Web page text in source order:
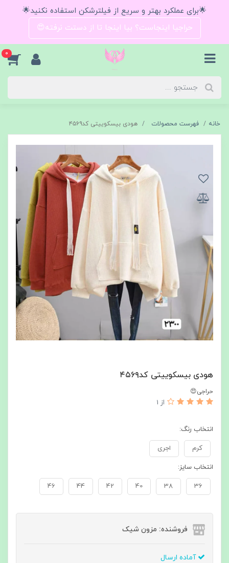
🌟برای عملکرد بهتر و سریع از فیلترشکن استفاده نکنید🌟
حراجیا اینجاست؟ بیا اینجا تا از دستت نرفته😍
0
خانه فهرست محصولات هودی بیسکوییتی کد۴۵۶۹
هودی بیسکوییتی کد۴۵۶۹
حراجی😍
از 1
انتخاب رنگ:
کرم اجری
انتخاب سایز:
36
38
40
42
44
46
فروشنده: مزون شیک
آماده ارسال